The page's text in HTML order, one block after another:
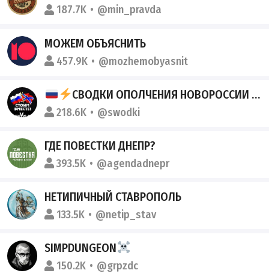
187.7K @min_pravda
МОЖЕМ ОБЪЯСНИТЬ
457.9K @mozhemobyasnit
СВОДКИ ОПОЛЧЕНИЯ НОВОРОССИИ Z.O.V. (ДНР, ЛНР, УКРАИНА, ВОЙНА)
218.6K @swodki
ГДЕ ПОВЕСТКИ ДНЕПР?
393.5K @agendadnepr
НЕТИПИЧНЫЙ СТАВРОПОЛЬ️
133.5K @netip_stav
SIMPDUNGEON
150.2K @grpzdc